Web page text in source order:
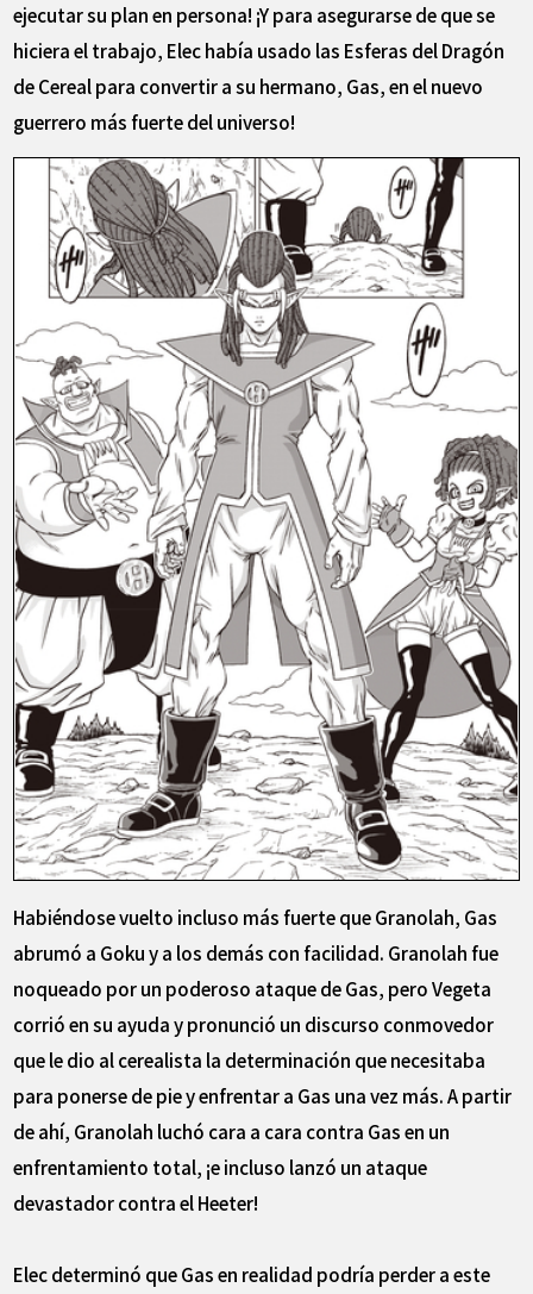
ejecutar su plan en persona! ¡Y para asegurarse de que se
hiciera el trabajo, Elec había usado las Esferas del Dragón
de Cereal para convertir a su hermano, Gas, en el nuevo
guerrero más fuerte del universo!
Habiéndose vuelto incluso más fuerte que Granolah, Gas
abrumó a Goku y a los demás con facilidad. Granolah fue
noqueado por un poderoso ataque de Gas, pero Vegeta
corrió en su ayuda y pronunció un discurso conmovedor
que le dio al cerealista la determinación que necesitaba
para ponerse de pie y enfrentar a Gas una vez más. A partir
de ahí, Granolah luchó cara a cara contra Gas en un
enfrentamiento total, ¡e incluso lanzó un ataque
devastador contra el Heeter!
Elec determinó que Gas en realidad podría perder a este